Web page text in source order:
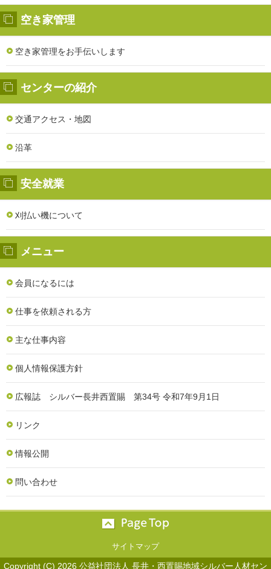
空き家管理
空き家管理をお手伝いします
センターの紹介
交通アクセス・地図
沿革
安全就業
刈払い機について
メニュー
会員になるには
仕事を依頼される方
主な仕事内容
個人情報保護方針
広報誌 シルバー長井西置賜 第34号 令和7年9月1日
リンク
情報公開
問い合わせ
サイトマップ
Copyright (C) 2026 公益社団法人 長井・西置賜地域シルバー人材セン